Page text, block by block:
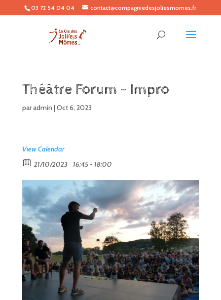
03 72 54 04 04 contact@compagniedesjoliesmomes.fr
Théâtre Forum – Impro
paradmin |Oct 6, 2023
View Calendar
21/10/2023
16:45 - 18:00